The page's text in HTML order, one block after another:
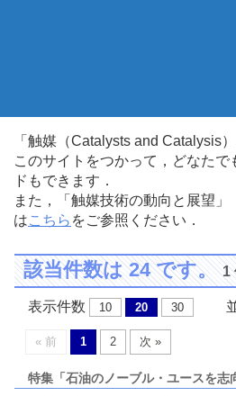
「触媒（Catalysts and Catalysis
このサイトをつかって，どなた
ドもできます．
また，「触媒技術の動向と展望
はこちら をご参照ください．
該当件数は 24 です。1
表示件数 10 20 30 並
« 前 1 2 次 »
特集「石油のノーブル・ユースを志